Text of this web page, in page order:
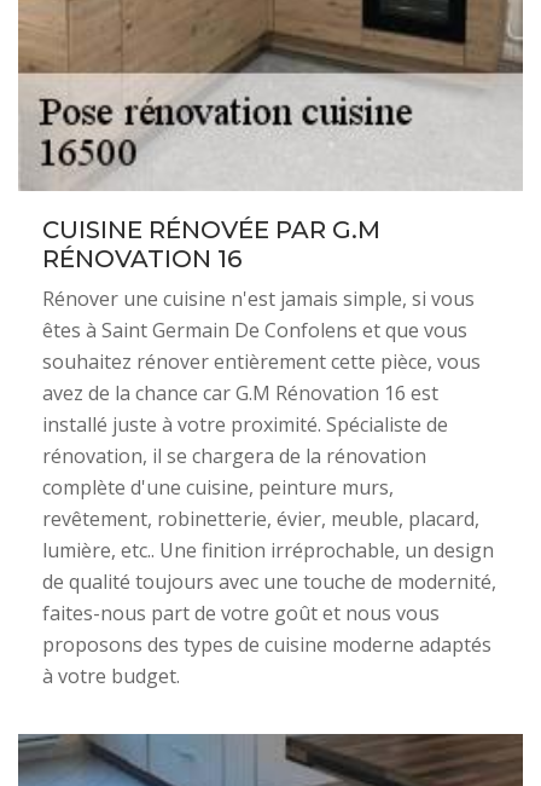
CUISINE RÉNOVÉE PAR G.M
RÉNOVATION 16
Rénover une cuisine n'est jamais simple, si vous
êtes à Saint Germain De Confolens et que vous
souhaitez rénover entièrement cette pièce, vous
avez de la chance car G.M Rénovation 16 est
installé juste à votre proximité. Spécialiste de
rénovation, il se chargera de la rénovation
complète d'une cuisine, peinture murs,
revêtement, robinetterie, évier, meuble, placard,
lumière, etc.. Une finition irréprochable, un design
de qualité toujours avec une touche de modernité,
faites-nous part de votre goût et nous vous
proposons des types de cuisine moderne adaptés
à votre budget.